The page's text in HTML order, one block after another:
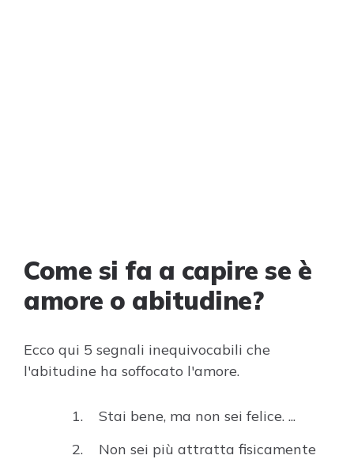
Come si fa a capire se è
amore o abitudine?
Ecco qui 5 segnali inequivocabili che
l'abitudine ha soffocato l'amore.
Stai bene, ma non sei felice. ...
Non sei più attratta fisicamente